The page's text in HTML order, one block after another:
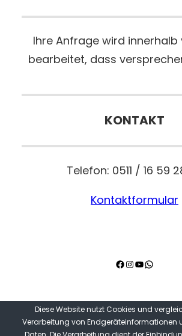
Ihre Anfrage wird innerhalb
bearbeitet, dass
KONTAKT
Telefon: 0511 / 16 59
Kontaktformular
Facebook
Copyright © 2026
Diese Website nutzt Cookies und
Verarbeitung von Endgeräteinformationen